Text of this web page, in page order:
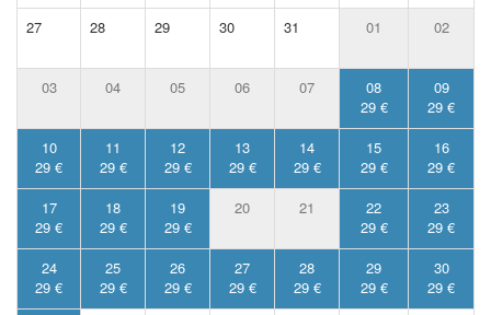
27
28 29 30 31 01 02
03 04 05 06 07
08
29 €
09
29 €
10
29 €
11
29 €
12
29 €
13
29 €
14
29 €
15
29 €
16
29 €
17
29 €
18
29 €
19
29 €
20 21
22
29 €
23
29 €
24
29 €
25
29 €
26
29 €
27
29 €
28
29 €
29
29 €
30
29 €